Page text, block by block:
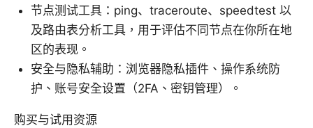
节点测试工具：ping、traceroute、speedtest 以
及路由表分析工具，用于评估不同节点在你所在地
区的表现。
安全与隐私辅助：浏览器隐私插件、操作系统防
护、账号安全设置（2FA、密钥管理）。
购买与试用资源